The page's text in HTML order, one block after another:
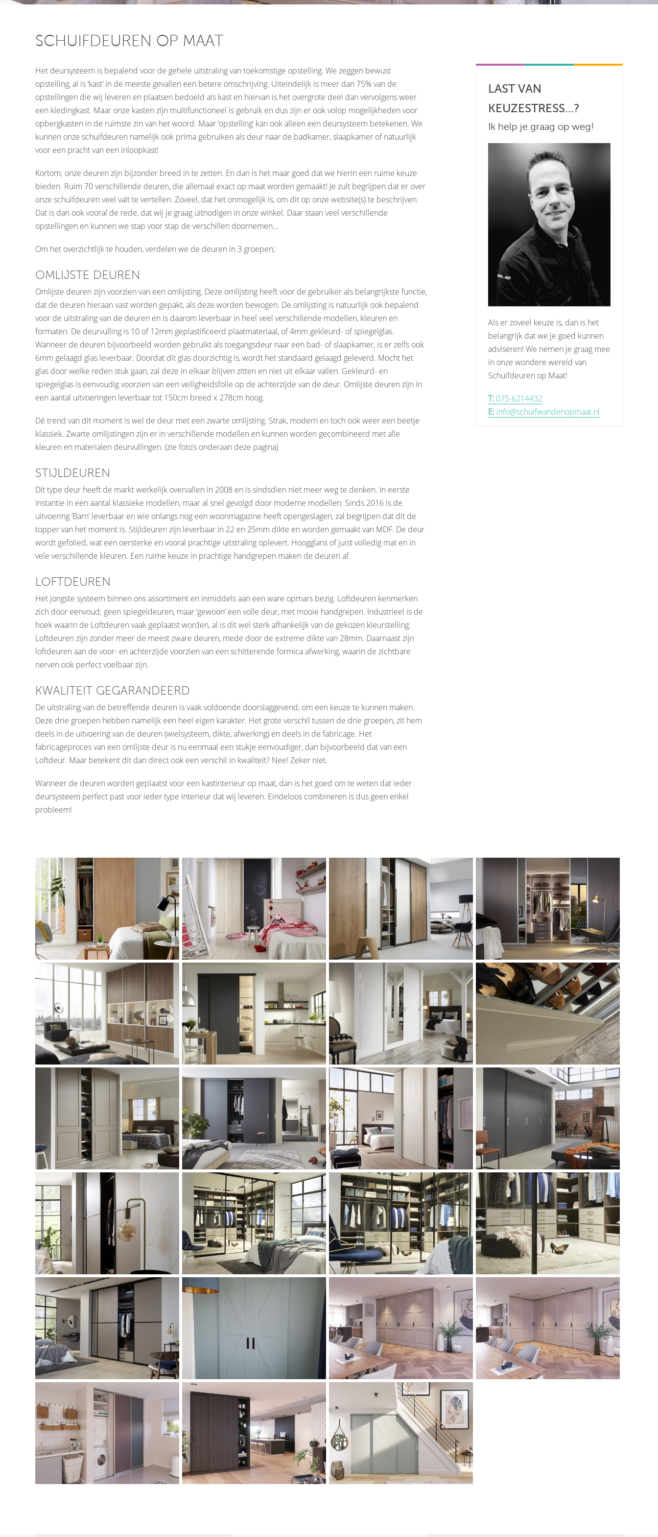
SCHUIFDEUREN OP MAAT
Het deursysteem is bepalend voor de gehele uitstraling van toekomstige opstelling. We zeggen bewust
opstelling, al is ‘kast’ in de meeste gevallen een betere omschrijving. Uiteindelijk is meer dan 75% van de
opstellingen die wij leveren en plaatsen bedoeld als kast en hiervan is het overgrote deel dan vervolgens weer
een kledingkast. Maar onze kasten zijn multifunctioneel is gebruik en dus zijn er ook volop mogelijkheden voor
opbergkasten in de ruimste zin van het woord. Maar ‘opstelling’ kan ook alleen een deursysteem betekenen. We
kunnen onze schuifdeuren namelijk ook prima gebruiken als deur naar de badkamer, slaapkamer of natuurlijk
voor een pracht van een inloopkast!
Kortom; onze deuren zijn bijzonder breed in te zetten. En dan is het maar goed dat we hierin een ruime keuze
bieden. Ruim 70 verschillende deuren, die allemaal exact op maat worden gemaakt! Je zult begrijpen dat er over
onze schuifdeuren veel valt te vertellen. Zoveel, dat het onmogelijk is, om dit op onze website(s) te beschrijven.
Dat is dan ook vooral de rede, dat wij je graag uitnodigen in onze winkel. Daar staan veel verschillende
opstellingen en kunnen we stap voor stap de verschillen doornemen…
Om het overzichtlijk te houden, verdelen we de deuren in 3 groepen;
OMLIJSTE DEUREN
Omlijste deuren zijn voorzien van een omlijsting. Deze omlijsting heeft voor de gebruiker als belangrijkste functie,
dat de deuren hieraan vast worden gepakt, als deze worden bewogen. De omlijsting is natuurlijk ook bepalend
voor de uitstraling van de deuren en is daarom leverbaar in heel veel verschillende modellen, kleuren en
formaten. De deurvulling is 10 of 12mm geplastificeerd plaatmateriaal, of 4mm gekleurd- of spiegelglas.
Wanneer de deuren bijvoorbeeld worden gebruikt als toegangsdeur naar een bad- of slaapkamer, is er zelfs ook
6mm gelaagd glas leverbaar. Doordat dit glas doorzichtig is, wordt het standaard gelaagd geleverd. Mocht het
glas door welke reden stuk gaan, zal deze in elkaar blijven zitten en niet uit elkaar vallen. Gekleurd- en
spiegelglas is eenvoudig voorzien van een veiligheidsfolie op de achterzijde van de deur. Omlijste deuren zijn in
een aantal uitvoeringen leverbaar tot 150cm breed x 278cm hoog.
Dé trend van dit moment is wel de deur met een zwarte omlijsting. Strak, modern en toch ook weer een beetje
klassiek. Zwarte omlijstingen zijn er in verschillende modellen en kunnen worden gecombineerd met alle
kleuren en materialen deurvullingen. (zie foto’s onderaan deze pagina)
STIJLDEUREN
Dit type deur heeft de markt werkelijk overvallen in 2008 en is sindsdien niet meer weg te denken. In eerste
instantie in een aantal klassieke modellen, maar al snel gevolgd door moderne modellen. Sinds 2016 is de
uitvoering ‘Barn’ leverbaar en wie onlangs nog een woonmagazine heeft opengeslagen, zal begrijpen dat dit de
topper van het moment is. Stijldeuren zijn leverbaar in 22 en 25mm dikte en worden gemaakt van MDF. De deur
wordt gefolied, wat een oersterke en vooral prachtige uitstraling oplevert. Hoogglans of juist volledig mat en in
vele verschillende kleuren. Een ruime keuze in prachtige handgrepen maken de deuren af.
LOFTDEUREN
Het jongste systeem binnen ons assortiment en inmiddels aan een ware opmars bezig. Loftdeuren kenmerken
zich door eenvoud; geen spiegeldeuren, maar ‘gewoon’ een volle deur, met mooie handgrepen. Industrieel is de
hoek waarin de Loftdeuren vaak geplaatst worden, al is dit wel sterk afhankelijk van de gekozen kleurstelling.
Loftdeuren zijn zonder meer de meest zware deuren, mede door de extreme dikte van 28mm. Daarnaast zijn
loftdeuren aan de voor- en achterzijde voorzien van een schitterende formica afwerking, waarin de zichtbare
nerven ook perfect voelbaar zijn.
KWALITEIT GEGARANDEERD
De uitstraling van de betreffende deuren is vaak voldoende doorslaggevend, om een keuze te kunnen maken.
Deze drie groepen hebben namelijk een heel eigen karakter. Het grote verschil tussen de drie groepen, zit hem
deels in de uitvoering van de deuren (wielsysteem, dikte, afwerking) en deels in de fabricage. Het
fabricageproces van een omlijste deur is nu eenmaal een stukje eenvoudiger, dan bijvoorbeeld dat van een
Loftdeur. Maar betekent dit dan direct ook een verschil in kwaliteit? Nee! Zeker niet.
Wanneer de deuren worden geplaatst voor een kastinterieur op maat, dan is het goed om te weten dat ieder
deursysteem perfect past voor ieder type interieur dat wij leveren. Eindeloos combineren is dus geen enkel
probleem!
LAST VAN
KEUZESTRESS...?
Ik help je graag op weg!
Als er zoveel keuze is, dan is het
belangrijk dat we je goed kunnen
adviseren! We nemen je graag mee
in onze wondere wereld van
Schuifdeuren op Maat!
T: 075-6214432
E: info@schuifwandenopmaat.nl